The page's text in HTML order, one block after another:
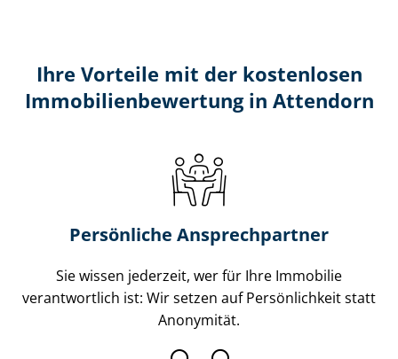
Ihre Vorteile mit der kostenlosen
Im­mo­bi­li­en­be­wer­tung in Attendorn
Persönliche Ansprechpartner
Sie wissen jederzeit, wer für Ihre Immobilie
verantwortlich ist: Wir setzen auf Persönlichkeit statt
Anonymität.